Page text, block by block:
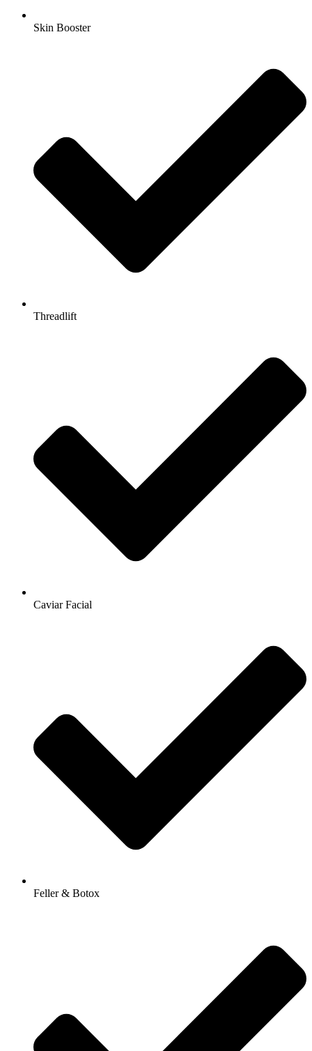
Skin Booster
Threadlift
Caviar Facial
Feller & Botox